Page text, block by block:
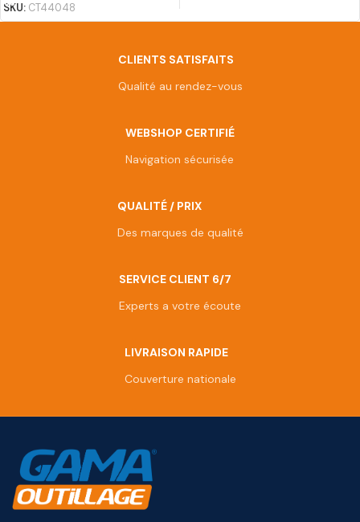
SKU: CT44048
CLIENTS SATISFAITS
Qualité au rendez-vous
WEBSHOP CERTIFIÉ
Navigation sécurisée
QUALITÉ / PRIX
Des marques de qualité
SERVICE CLIENT 6/7
Experts a votre écoute
LIVRAISON RAPIDE
Couverture nationale